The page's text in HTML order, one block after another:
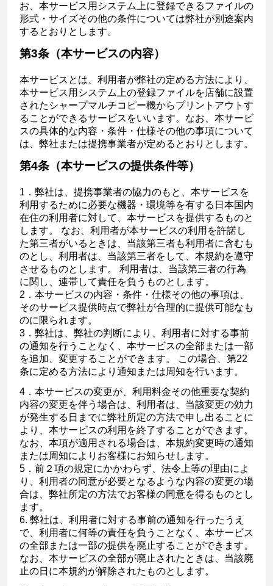
お、本サービス用システム上に登録できるファイルの
形式・サイズその他の条件については弊社が別途案内
するとおりとします。
第3条（本サービスの内容）
本サービスとは、利用者が弊社の定める方法により、
本サービス用システム上の登録ファイルを店舗に設置
されたシャープマルチコピー機からプリントアウトす
ることができるサービスをいいます。なお、本サービ
スの具体的な内容・条件・仕様その他の事項について
は、弊社または提携事業者が定めるとおりとします。
第4条（本サービスの提供条件等）
1．弊社は、提携事業者の協力のもと、本サービスを
利用するために必要な機器・環境等を有する日本国内
在住の利用者に対して、本サービスを提供するものと
します。 なお、利用者が本サービスの利用を許諾し
た第三者がいるときは、当該第三者も利用者に含むも
のとし、利用者は、当該第三者をして、本規約を遵守
させるものとします。 利用者は、当該第三者の行為
に関し、連帯して責任を負うものとします。
2．本サービスの内容・条件・仕様その他の事項は、
そのサービス提供時点で弊社が合理的に提供可能なも
のに限られます。
3．弊社は、弊社の判断により、利用者に対する事前
の通知を行うことなく、本サービスの全部または一部
を追加、変更することができます。 この場合、第22
条に定める方法により通知または周知を行います。
4．本サービスの変更が、利用料金その他重要な契約
内容の変更を伴う場合は、利用者は、当該変更の効力
が発生する日までに弊社所定の方法で申し出ることに
より、本サービスの利用を終了することができます。
なお、本項が適用される場合は、本規約変更時の通知
または周知によりお客様にお知らせします。
5．前２項の規定にかかわらず、法令上等の理由によ
り、利用者の同意が必要となるような内容の変更の場
合は、弊社所定の方法でお客様の同意を得るものとし
ます。
6. 弊社は、利用者に対する事前の通知を行ったうえ
で、利用者に何等の責任を負うことなく、本サービス
の全部または一部の提供を廃止することができます。
なお、本サービスの全部が廃止されたときは、当該廃
止の日に本規約が解除されたものとします。